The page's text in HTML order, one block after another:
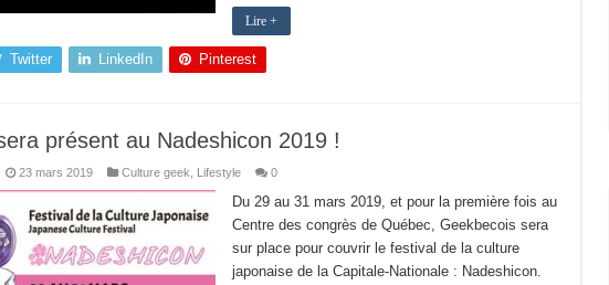
Lire +
Twitter LinkedIn Pinterest
présent au Nadeshicon 2019 !
23 mars 2019 Culture geek Lifestyle 0
Du 29 au 31 mars 2019, et pour la première fois au
Centre des congrès de Québec, Geekbecois sera
sur place pour couvrir le festival de la culture
japonaise de la Capitale-Nationale : Nadeshicon.